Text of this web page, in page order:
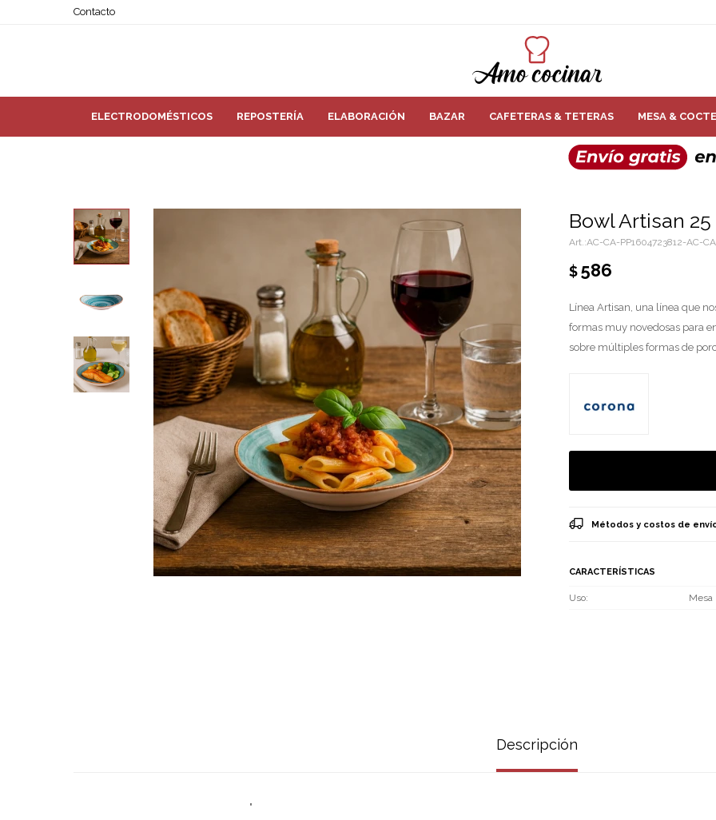
ELECTRODOMÉSTICOS REPOSTERÍA ELABORACIÓN BAZAR CAFETERAS & TETERAS MESA &
Contacto
Bowl Artisan
AC-CA-PP1604723812-AC-
$586
Línea Artisan, una línea que
formas muy novedosas para
sobre múltiples formas de
Métodos y costos de
CARACTERÍSTICAS
Uso Mesa
Descripción
"